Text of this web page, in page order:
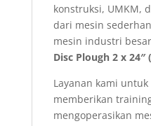
konstruksi, UMKM,
dari mesin
mesin industri
Disc Plough 2 x 24″
Layanan kami
memberikan
mengoperasikan